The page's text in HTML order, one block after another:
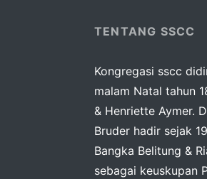
TENTANG SSCC
Kongregasi sscc
malam Natal tahun
& Henriette Aymer.
Bruder hadir sejak
Bangka Belitung &
sebagai keuskupan